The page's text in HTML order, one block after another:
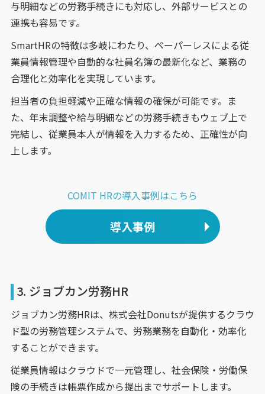
与明細などの労務手続きにも対応し、外部サービスとの
連携も容易です。
SmartHRの特徴は多岐にわたり、ペーパーレスによる従
業員情報管理や自動的な社員名簿の最新化など、業務の
合理化と効率化を実現しています。
担当者の負担軽減や正確な情報の確保が可能です。ま
た、年末調整や給与明細などの労務手続きもウェブ上で
完結し、従業員本人が情報を入力するため、正確性が向
上します。
COMIT HRの導入事例はこちら
導入事例
3. ジョブカン労務HR
ジョブカン労務HRは、株式会社Donutsが提供するクラウ
ド型の労務管理システムで、労務業務を自動化・効率化
することができます。
従業員情報はクラウドで一元管理し、社会保険・労働保
険の手続きは帳票作成から提出までサポートします。